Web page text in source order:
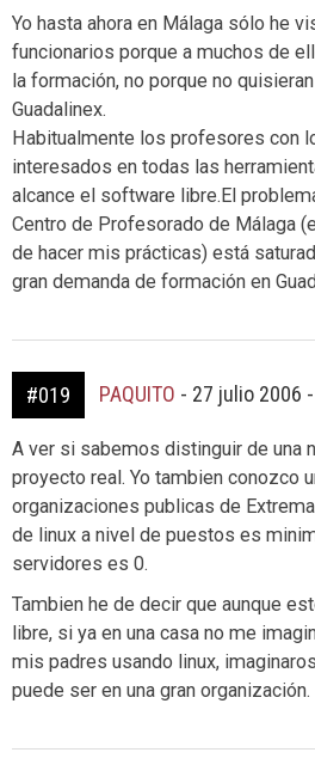
Yo hasta ahora en Málaga sólo he
funcionarios porque a muchos de
la formación, no porque no
Guadalinex.
Habitualmente los profesores con
interesados en todas las
alcance el software libre.El
Centro de Profesorado de Málaga
de hacer mis prácticas) está
gran demanda de formación en
#019 PAQUITO - 27 julio 2006
A ver si sabemos distinguir de una
proyecto real. Yo tambien conozco
organizaciones publicas de
de linux a nivel de puestos es
servidores es 0.
Tambien he de decir que aunque
libre, si ya en una casa no me
mis padres usando linux,
puede ser en una gran organización.